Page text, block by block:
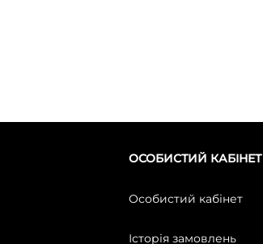
ОСОБИСТИЙ КАБІНЕТ
Особистий кабінет
Історія замовлень